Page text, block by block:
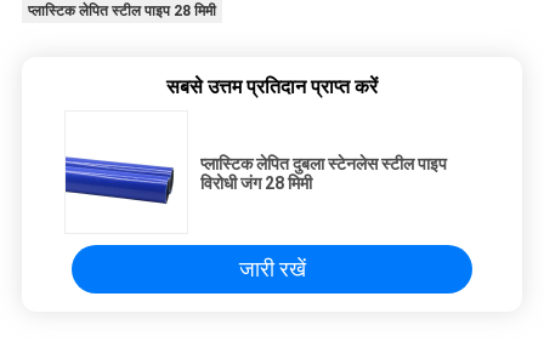
प्लास्टिक लेपित स्टील पाइप 28 मिमी
सबसे उत्तम प्रतिदान प्राप्त करें
प्लास्टिक लेपित दुबला स्टेनलेस स्टील पाइप
विरोधी जंग 28 मिमी
जारी रखें